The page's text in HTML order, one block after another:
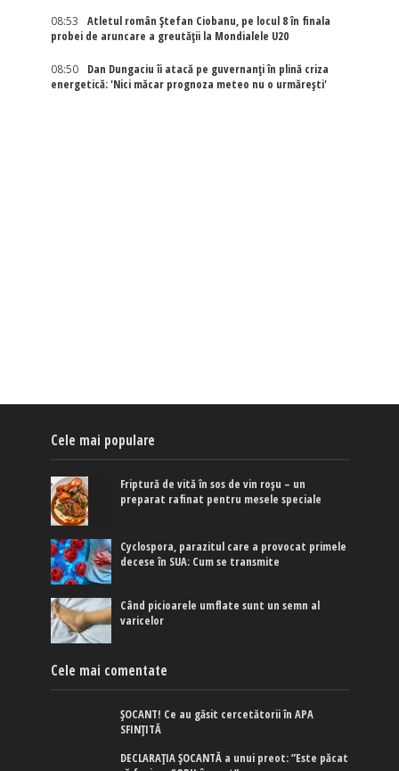
08:53
Atletul român Ștefan Ciobanu, pe locul 8 în finala
probei de aruncare a greutății la Mondialele U20
08:50
Dan Dungaciu îi atacă pe guvernanți în plină criza
energetică: 'Nici măcar prognoza meteo nu o urmărești'
Cele mai populare
Friptură de vită în sos de vin roșu – un
preparat rafinat pentru mesele speciale
Cyclospora, parazitul care a provocat primele
decese în SUA: Cum se transmite
Când picioarele umflate sunt un semn al
varicelor
Cele mai comentate
ȘOCANT! Ce au găsit cercetătorii în APA
SFINȚITĂ
DECLARAȚIA ȘOCANTĂ a unui preot: ”Este păcat